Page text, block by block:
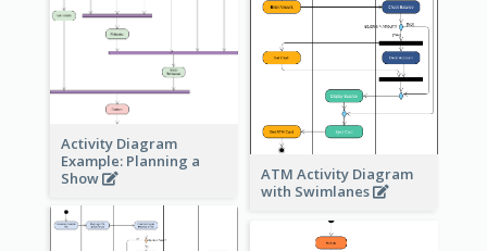
ATM Activity Diagram
with Swimlanes
Activity Diagram
Example: Planning a
Show